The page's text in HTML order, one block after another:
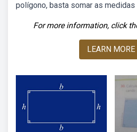
polígono, basta somar as
For more information, click
LEARN MORE